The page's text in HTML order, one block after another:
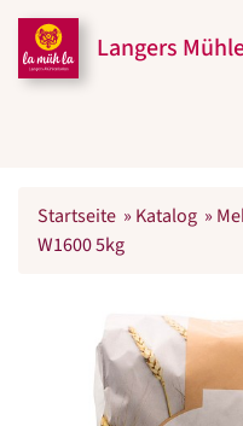
Langers
Startseite » Katalog »
W1600 5kg